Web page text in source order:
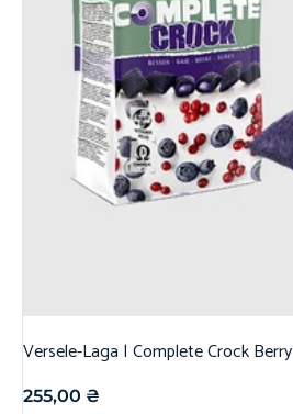
Versele-Laga | Complete Crock Berry
255,00 ₴